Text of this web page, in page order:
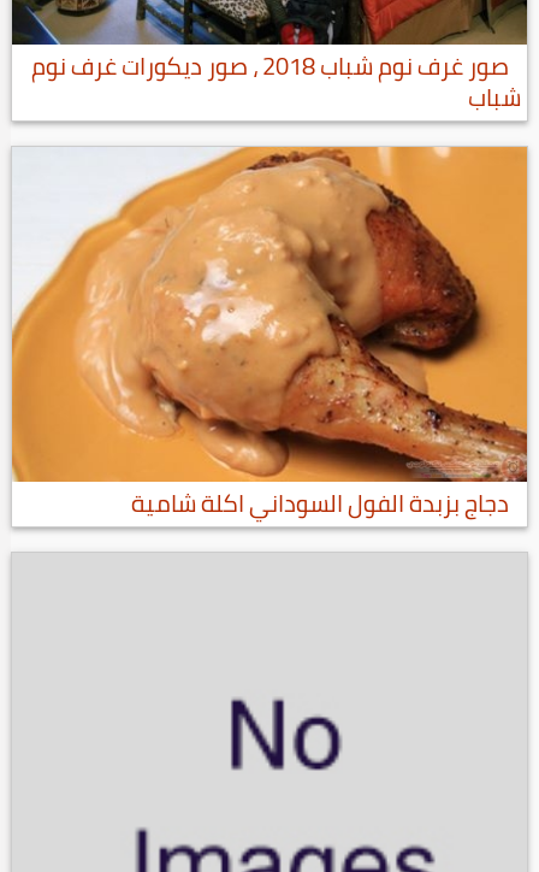
صور غرف نوم شباب 2018 ، صور ديكورات غرف نوم
شباب
دجاج بزبدة الفول السوداني اكلة شامية